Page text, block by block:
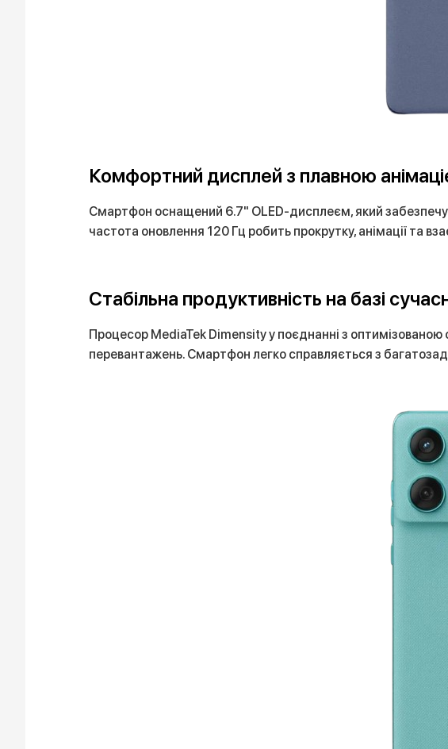
Комфортний дисплей з плавною
Смартфон оснащений 6.7" OLED-дисплеєм, який
частота оновлення 120 Гц робить прокрутку, анімації та
Стабільна продуктивність на базі
Процесор MediaTek Dimensity у поєднанні з
перевантажень. Смартфон легко справляється з